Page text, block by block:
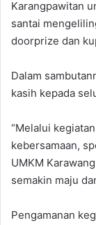
Karangpawitan
santai
doorprize dan
‎Dalam
kasih kepada
‎“Melalui
kebersamaan,
UMKM
semakin maju
‎Pengamanan